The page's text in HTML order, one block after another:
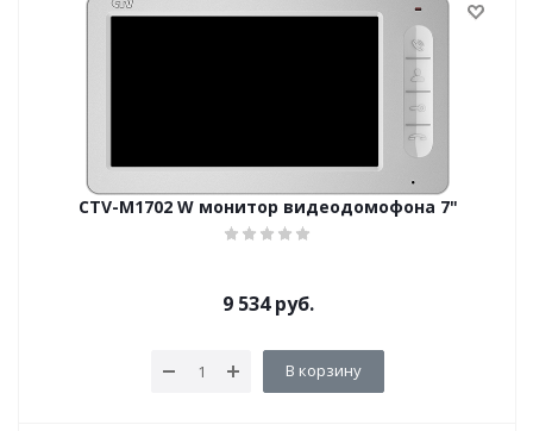
CTV-M1702 W монитор видеодомофона 7"
9 534руб.
В корзину